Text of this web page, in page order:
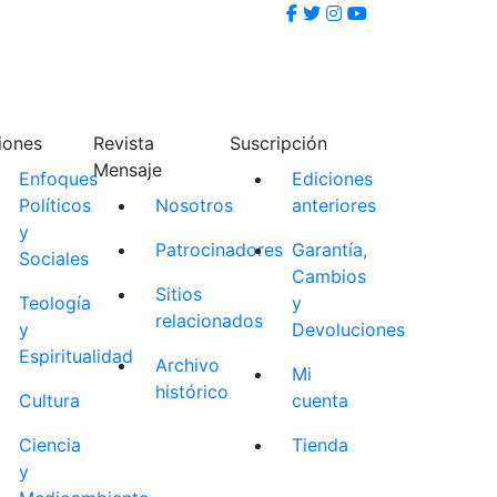
Enfoques
Políticos
y
Sociales
Teología
y
Espiritualidad
Cultura
Ciencia
y
Revista
Mensaje
Nosotros
Patrocinadores
Sitios
relacionados
Archivo
histórico
Suscripción
Ediciones
anteriores
Garantía,
Cambios
y
Devoluciones
Mi
cuenta
Tienda